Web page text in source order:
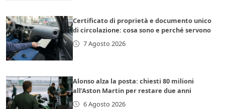
Certificato di proprietà e documento unico
di circolazione: cosa sono e perché servono
7 Agosto 2026
Alonso alza la posta: chiesti 80 milioni
all’Aston Martin per restare due anni
6 Agosto 2026